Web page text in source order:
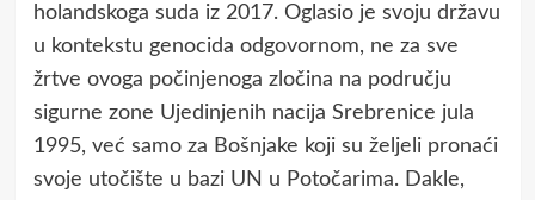
holandskoga suda iz 2017. Oglasio je svoju državu
u kontekstu genocida odgovornom, ne za sve
žrtve ovoga počinjenoga zločina na području
sigurne zone Ujedinjenih nacija Srebrenice jula
1995, već samo za Bošnjake koji su željeli pronaći
svoje utočište u bazi UN u Potočarima. Dakle,